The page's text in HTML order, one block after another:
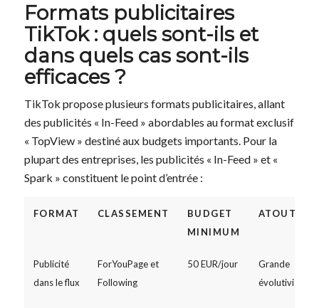
Formats publicitaires
TikTok : quels sont-ils et
dans quels cas sont-ils
efficaces ?
TikTok propose plusieurs formats publicitaires, allant
des publicités « In-Feed » abordables au format exclusif
« TopView » destiné aux budgets importants. Pour la
plupart des entreprises, les publicités « In-Feed » et «
Spark » constituent le point d’entrée :
FORMAT CLASSEMENT
BUDGET
MINIMUM
ATOUTS
Publicité
dans le flux
ForYouPage et
Following
50 EUR/jour
Grande
évolutivité